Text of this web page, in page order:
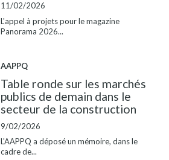
11/02/2026
L'appel à projets pour le magazine
Panorama 2026...
AAPPQ
Table ronde sur les marchés
publics de demain dans le
secteur de la construction
9/02/2026
L'AAPPQ a déposé un mémoire, dans le
cadre de...